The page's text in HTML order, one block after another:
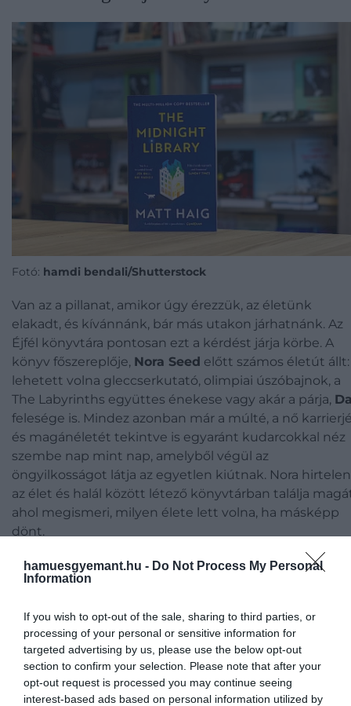
hamuesgyemant.hu - Do Not Process My Personal
Information
If you wish to opt-out of the sale, sharing to third parties, or
processing of your personal or sensitive information for
targeted advertising by us, please use the below opt-out
section to confirm your selection. Please note that after your
opt-out request is processed you may continue seeing
interest-based ads based on personal information utilized by
Fotó: hamdi bendali/Shutterstock
Van az a pillanat, amikor úgy érezzük, az életünk
elakadt, és kívánnánk, bár más utakon járhatnánk. Az
Éjfél könyvtára pontosan ezt a kérdést járja körbe. A
könyv főszereplője, Nora Seed előtt számos életút állt:
lehetett volna gleccserkutató, olimpiai úszóbajnok, a
The Labyrinths együttes énekese vagy akár a párja,
felesége is. Mindez azonban már a múlté, a nő
és magánéletét tekintve is egyaránt kudarcokkal néz
szembe nap mint nap, amelyből végül az
öngyilkosságot látja az egyetlen kiútnak. Nora hirtelen
az élet és halál között létező könyvtárban találja
ahol megismeri, milyen élete lett volna, ha másképp
dönt.
4. J. K. Rowling – Harry Potter és a